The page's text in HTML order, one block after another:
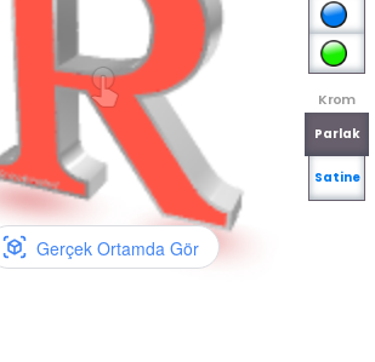
Gerçek Ortamda Gör
Krom
Parlak
Satine